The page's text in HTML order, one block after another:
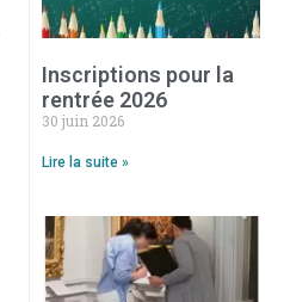
Inscriptions pour la
rentrée 2026
30 juin 2026
Lire la suite »